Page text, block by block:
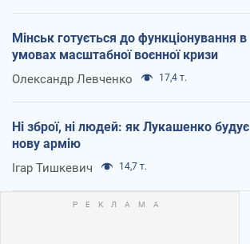
Мінськ готується до функціонування в
умовах масштабної воєнної кризи
Олександр Левченко 17,4 т.
Ні зброї, ні людей: як Лукашенко будує
нову армію
Ігар Тишкевич 14,7 т.